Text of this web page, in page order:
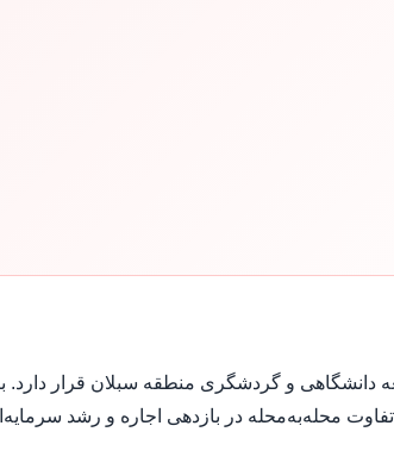
دانشگاهی و گردشگری منطقه سبلان قرار دارد.
محله‌به‌محله در بازدهی اجاره و رشد